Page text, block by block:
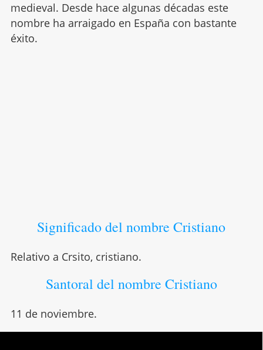
medieval. Desde hace algunas décadas este
nombre ha arraigado en España con bastante
éxito.
Significado del nombre Cristiano
Relativo a Crsito, cristiano.
Santoral del nombre Cristiano
11 de noviembre.